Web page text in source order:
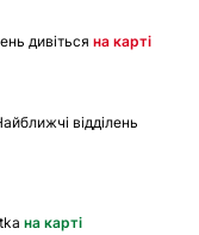
дивіться на карті
відділень
на карті